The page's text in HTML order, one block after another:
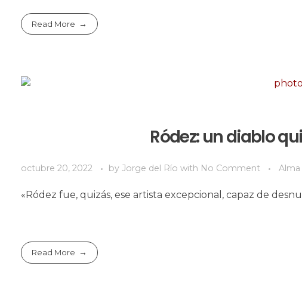
Read More
Ródez: un diablo
octubre 20, 2022 by Jorge del Río with No Comment Alma
«Ródez fue, quizás, ese artista excepcional, capaz de
Read More